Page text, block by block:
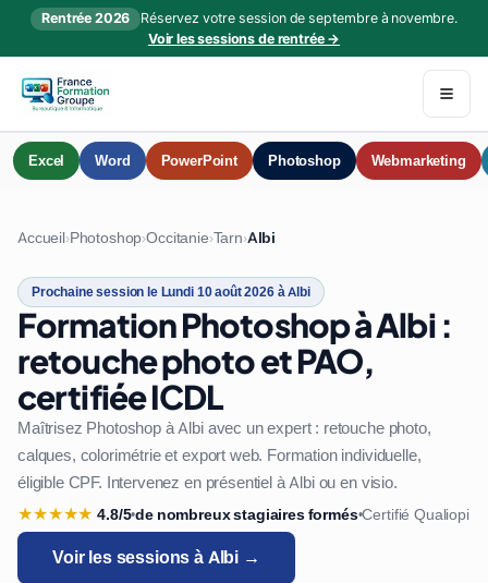
Rentrée 2026
Réservez votre session de septembre à novembre.
Voir les sessions de rentrée →
Excel Word PowerPoint Photoshop Webmarketing
Accueil›Photoshop›Occitanie›Tarn›Albi
Prochaine session le Lundi 10 août 2026 à Albi
Formation Photoshop à Albi :
retouche photo et PAO,
certifiée ICDL
Maîtrisez Photoshop à Albi avec un expert : retouche photo,
calques, colorimétrie et export web. Formation individuelle,
éligible CPF. Intervenez en présentiel à Albi ou en visio.
★★★★★ 4.8/5•de nombreux stagiaires formés•Certifié Qualiopi
Voir les sessions à Albi →